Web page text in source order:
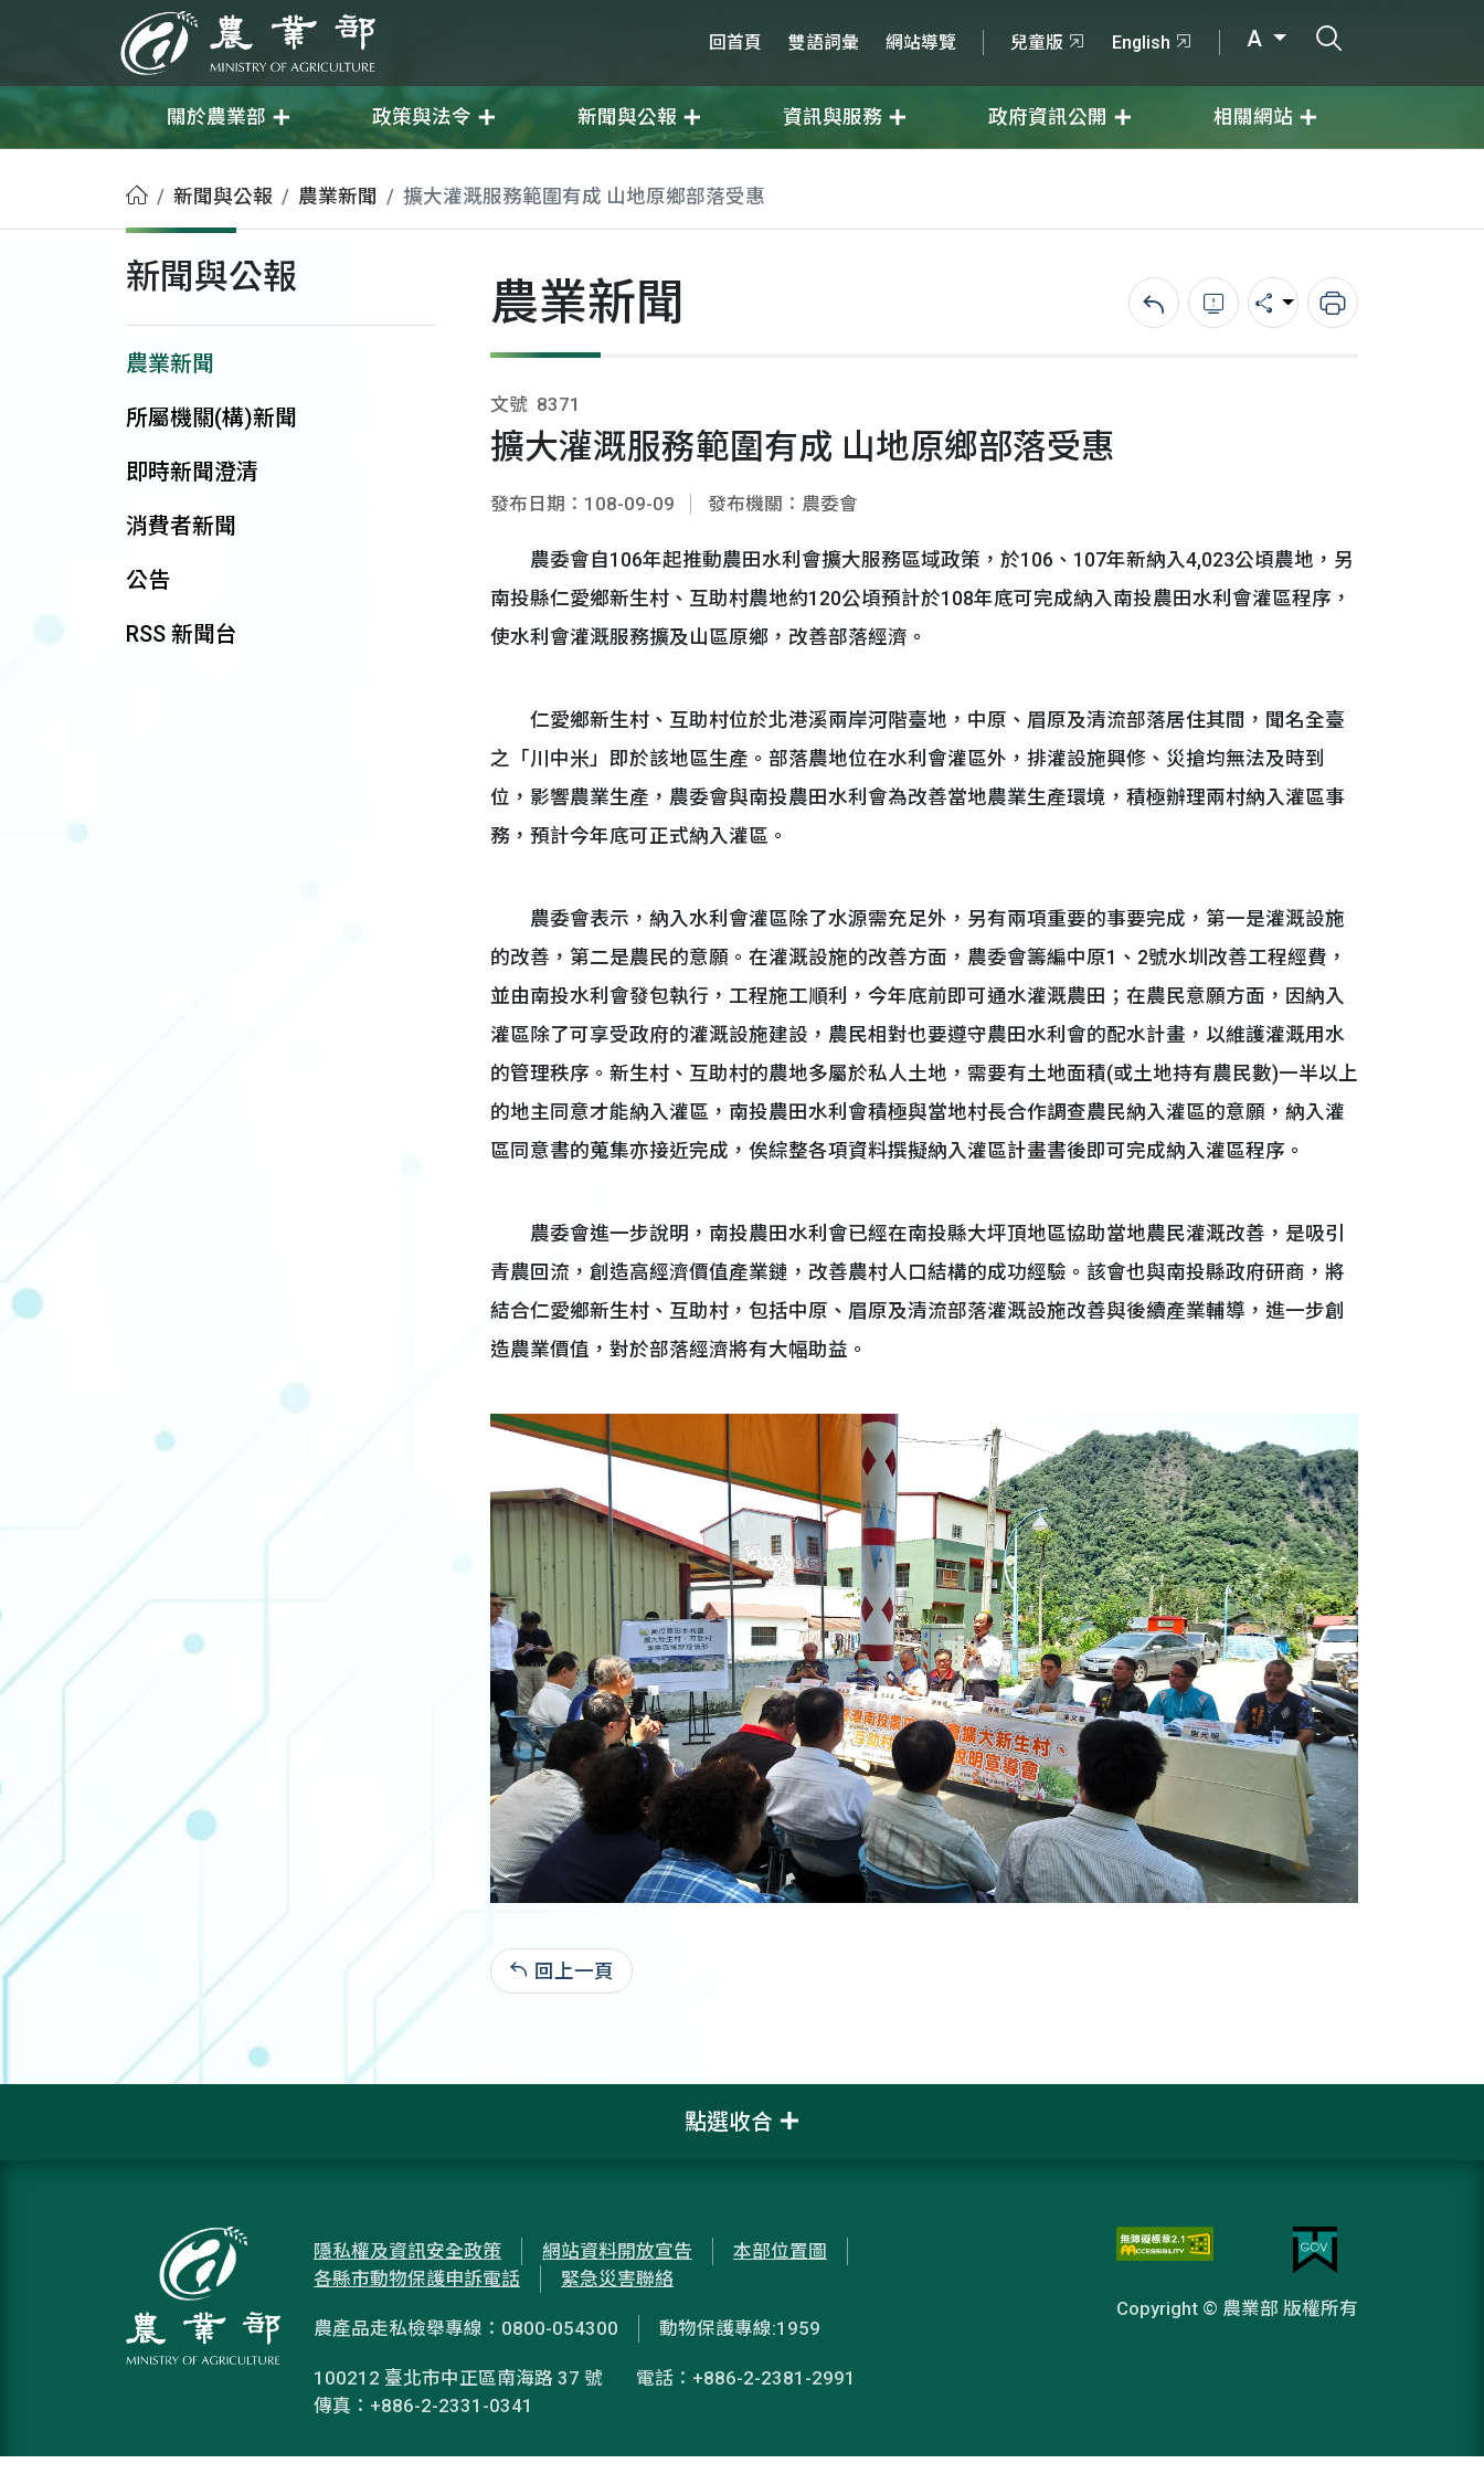
農業部 回首頁 雙語詞彙 網站導覽 兒童版 English A
關於農業部 政策與法令 新聞與公報 資訊與服務 政府資訊公開 相關網站
首頁新聞與公報 農業新聞 擴大灌溉服務範圍有成 山地原鄉部落受惠
新聞與公報
農業新聞
所屬機關(構)新聞
即時新聞澄清
消費者新聞
公告
RSS 新聞台
農業新聞 回上一頁錯誤回報分享 列印
文號 8371
擴大灌溉服務範圍有成 山地原鄉部落受惠
發布日期：108-09-09 發布機關：農委會
農委會自106年起推動農田水利會擴大服務區域政策，於106、107年新納入4,023公頃農地，另
南投縣仁愛鄉新生村、互助村農地約120公頃預計於108年底可完成納入南投農田水利會灌區程序，
使水利會灌溉服務擴及山區原鄉，改善部落經濟。
仁愛鄉新生村、互助村位於北港溪兩岸河階臺地，中原、眉原及清流部落居住其間，聞名全臺
之「川中米」即於該地區生產。部落農地位在水利會灌區外，排灌設施興修、災搶均無法及時到
位，影響農業生產，農委會與南投農田水利會為改善當地農業生產環境，積極辦理兩村納入灌區事
務，預計今年底可正式納入灌區。
農委會表示，納入水利會灌區除了水源需充足外，另有兩項重要的事要完成，第一是灌溉設施
的改善，第二是農民的意願。在灌溉設施的改善方面，農委會籌編中原1、2號水圳改善工程經費，
並由南投水利會發包執行，工程施工順利，今年底前即可通水灌溉農田；在農民意願方面，因納入
灌區除了可享受政府的灌溉設施建設，農民相對也要遵守農田水利會的配水計畫，以維護灌溉用水
的管理秩序。新生村、互助村的農地多屬於私人土地，需要有土地面積(或土地持有農民數)一半以上
的地主同意才能納入灌區，南投農田水利會積極與當地村長合作調查農民納入灌區的意願，納入灌
區同意書的蒐集亦接近完成，俟綜整各項資料撰擬納入灌區計畫書後即可完成納入灌區程序。
農委會進一步說明，南投農田水利會已經在南投縣大坪頂地區協助當地農民灌溉改善，是吸引
青農回流，創造高經濟價值產業鏈，改善農村人口結構的成功經驗。該會也與南投縣政府研商，將
結合仁愛鄉新生村、互助村，包括中原、眉原及清流部落灌溉設施改善與後續產業輔導，進一步創
造農業價值，對於部落經濟將有大幅助益。
回上一頁
點選收合
隱私權及資訊安全政策 網站資料開放宣告
本部位置圖
各縣市動物保護申訴電話
緊急災害聯絡
農產品走私檢舉專線：0800-054300 動物保護專線:1959
100212 臺北市中正區南海路 37 號
電話：+886-2-2381-2991
傳真：+886-2-2331-0341
Copyright © 農業部 版權所有